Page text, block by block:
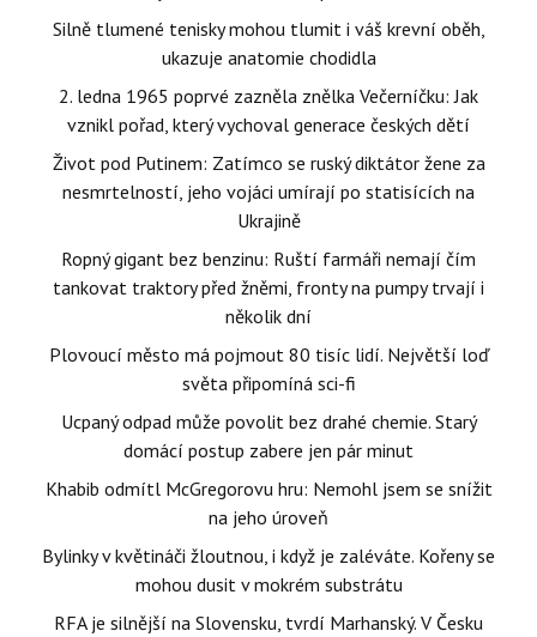
Silně tlumené tenisky mohou tlumit i váš krevní oběh,
ukazuje anatomie chodidla
2. ledna 1965 poprvé zazněla znělka Večerníčku: Jak
vznikl pořad, který vychoval generace českých dětí
Život pod Putinem: Zatímco se ruský diktátor žene za
nesmrtelností, jeho vojáci umírají po statisících na
Ukrajině
Ropný gigant bez benzinu: Ruští farmáři nemají čím
tankovat traktory před žněmi, fronty na pumpy trvají i
několik dní
Plovoucí město má pojmout 80 tisíc lidí. Největší loď
světa připomíná sci-fi
Ucpaný odpad může povolit bez drahé chemie. Starý
domácí postup zabere jen pár minut
Khabib odmítl McGregorovu hru: Nemohl jsem se snížit
na jeho úroveň
Bylinky v květináči žloutnou, i když je zaléváte. Kořeny se
mohou dusit v mokrém substrátu
RFA je silnější na Slovensku, tvrdí Marhanský. V Česku